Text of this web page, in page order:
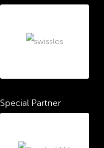
Special Partner